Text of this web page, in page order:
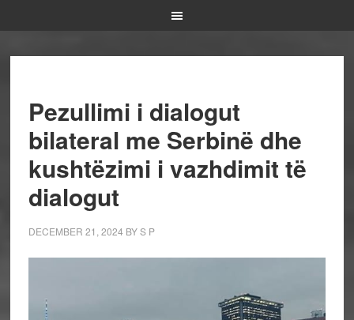
Pezullimi i dialogut
bilateral me Serbinë dhe
kushtëzimi i vazhdimit të
dialogut
DECEMBER 21, 2024 BYS P